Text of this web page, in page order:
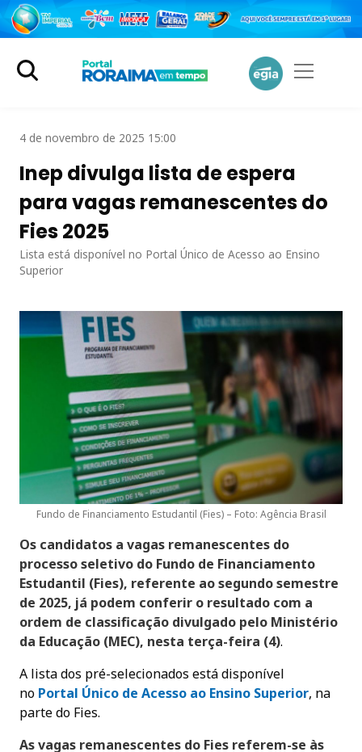
4 de novembro de 2025 15:00
Inep divulga lista de espera
para vagas remanescentes do
Fies 2025
Lista está disponível no Portal Único de Acesso ao Ensino
Superior
Fundo de Financiamento Estudantil (Fies) – Foto: Agência Brasil
Os candidatos a vagas remanescentes do
processo seletivo do Fundo de Financiamento
Estudantil (Fies), referente ao segundo semestre
de 2025, já podem conferir o resultado com a
ordem de classificação divulgado pelo Ministério
da Educação (MEC), nesta terça-feira (4).
A lista dos pré-selecionados está disponível
no Portal Único de Acesso ao Ensino Superior, na
parte do Fies.
As vagas remanescentes do Fies referem-se às